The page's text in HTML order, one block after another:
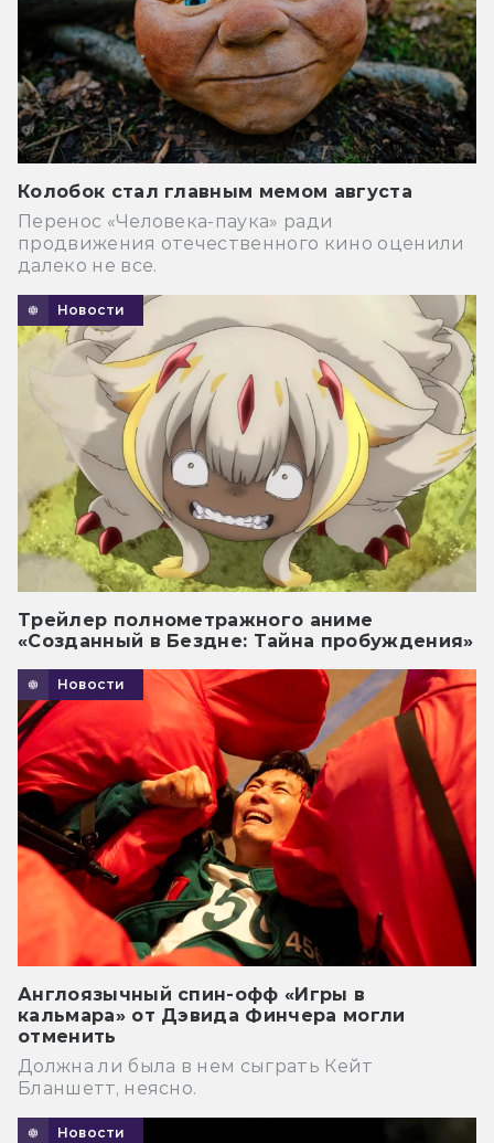
Колобок стал главным мемом августа
Перенос «Человека-паука» ради
продвижения отечественного кино оценили
далеко не все.
Новости
Трейлер полнометражного аниме
«Созданный в Бездне: Тайна пробуждения»
Новости
Англоязычный спин-офф «Игры в
кальмара» от Дэвида Финчера могли
отменить
Должна ли была в нем сыграть Кейт
Бланшетт, неясно.
Новости